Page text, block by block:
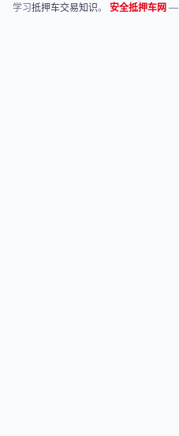
学习抵押车交易知识。 安全抵押车网 —